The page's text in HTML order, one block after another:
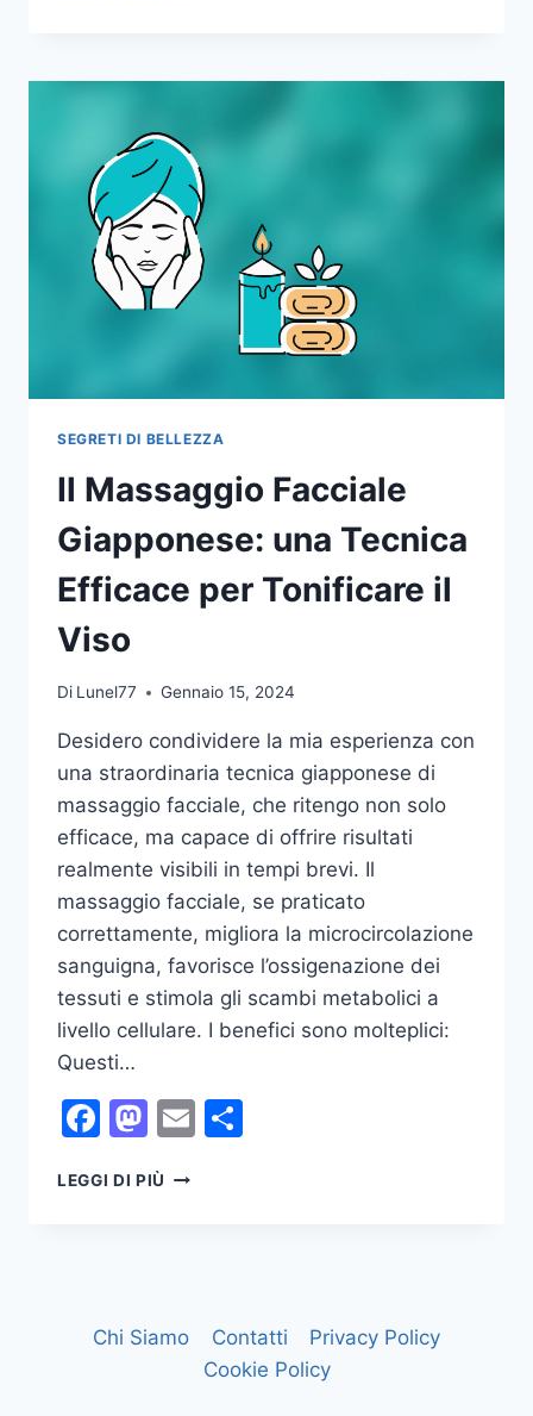
TE
SEGRETI DI BELLEZZA
Il Massaggio Facciale
Giapponese: una Tecnica
Efficace per Tonificare il
Viso
Di Lunel77 Gennaio 15, 2024
Desidero condividere la mia esperienza con
una straordinaria tecnica giapponese di
massaggio facciale, che ritengo non solo
efficace, ma capace di offrire risultati
realmente visibili in tempi brevi. Il
massaggio facciale, se praticato
correttamente, migliora la microcircolazione
sanguigna, favorisce l’ossigenazione dei
tessuti e stimola gli scambi metabolici a
livello cellulare. I benefici sono molteplici:
Questi…
Facebook
Mastodon
Email
LEGGI DI PIÙ
PER
TONIFICARE
Chi Siamo Contatti
Privacy Policy
Cookie Policy